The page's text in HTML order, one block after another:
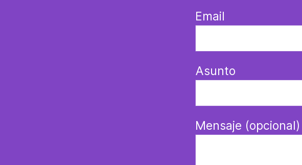
Email
Asunto
Mensaje (opcional)